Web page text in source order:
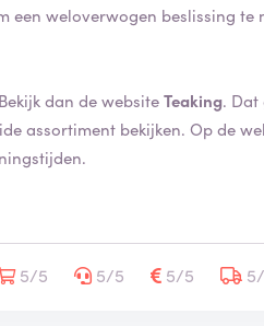
een weloverwogen beslissing te
dan de websiteTeaking. Dat geeft je een goed beeld van de
Op de website vind je tevens de
5/5 5/5 5/5